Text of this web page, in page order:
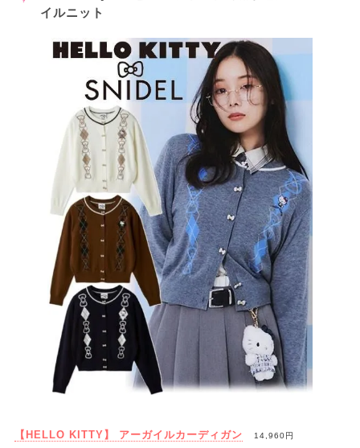
イルニット
【HELLO KITTY】 アーガイルカーディガン 14,960円